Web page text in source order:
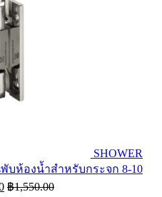
SHOWER
พับห้องน้ำสำหรับกระจก 8-10
฿1,550.00